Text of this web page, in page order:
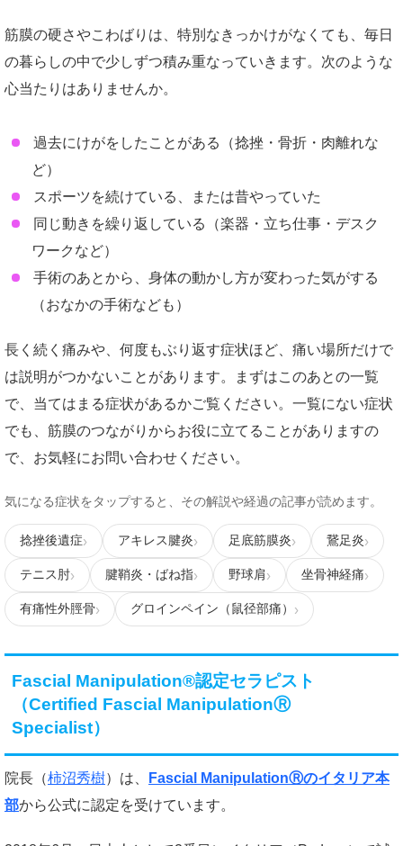
筋膜の硬さやこわばりは、特別なきっかけがなくても、毎日
の暮らしの中で少しずつ積み重なっていきます。次のような
心当たりはありませんか。
過去にけがをしたことがある（捻挫・骨折・肉離れな
ど）
スポーツを続けている、または昔やっていた
同じ動きを繰り返している（楽器・立ち仕事・デスク
ワークなど）
手術のあとから、身体の動かし方が変わった気がする
（おなかの手術なども）
長く続く痛みや、何度もぶり返す症状ほど、痛い場所だけで
は説明がつかないことがあります。まずはこのあとの一覧
で、当てはまる症状があるかご覧ください。一覧にない症状
でも、筋膜のつながりからお役に立てることがありますの
で、お気軽にお問い合わせください。
気になる症状をタップすると、その解説や経過の記事が読めます。
捻挫後遺症 アキレス腱炎 足底筋膜炎 鵞足炎
テニス肘 腱鞘炎・ばね指 野球肩 坐骨神経痛
有痛性外脛骨 グロインペイン（鼠径部痛）
Fascial Manipulation®認定セラピスト
（Certified Fascial ManipulationⓇ
Specialist）
院長（柿沼秀樹）は、
Fascial ManipulationⓇのイタリア本
部から公式に認定を受けています。